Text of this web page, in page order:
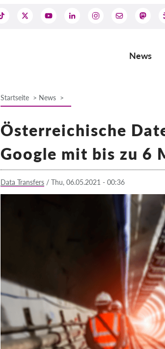
Main
News
Startseite News
Österreichische
Google mit bis zu 6
Data Transfers / Thu, 06.05.2021 - 00:36